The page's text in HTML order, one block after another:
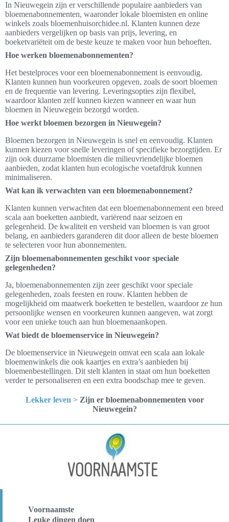
In Nieuwegein zijn er verschillende populaire aanbieders van
bloemenabonnementen, waaronder lokale bloemisten en online
winkels zoals bloemenhuisorchidee.nl. Klanten kunnen deze
aanbieders vergelijken op basis van prijs, levering, en
boeketvariëteit om de beste keuze te maken voor hun behoeften.
Hoe werken bloemenabonnementen?
Het bestelproces voor een bloemenabonnement is eenvoudig.
Klanten kunnen hun voorkeuren opgeven, zoals de soort bloemen
en de frequentie van levering. Leveringsopties zijn flexibel,
waardoor klanten zelf kunnen kiezen wanneer en waar hun
bloemen in Nieuwegein bezorgd worden.
Hoe werkt bloemen bezorgen in Nieuwegein?
Bloemen bezorgen in Nieuwegein is snel en eenvoudig. Klanten
kunnen kiezen voor snelle leveringen of specifieke bezorgtijden. Er
zijn ook duurzame bloemisten die milieuvriendelijke bloemen
aanbieden, zodat klanten hun ecologische voetafdruk kunnen
minimaliseren.
Wat kan ik verwachten van een bloemenabonnement?
Klanten kunnen verwachten dat een bloemenabonnement een breed
scala aan boeketten aanbiedt, variërend naar seizoen en
gelegenheid. De kwaliteit en versheid van bloemen is van groot
belang, en aanbieders garanderen dit door alleen de beste bloemen
te selecteren voor hun abonnementen.
Zijn bloemenabonnementen geschikt voor speciale
gelegenheden?
Ja, bloemenabonnementen zijn zeer geschikt voor speciale
gelegenheden, zoals feesten en rouw. Klanten hebben de
mogelijkheid om maatwerk boeketten te bestellen, waardoor ze hun
persoonlijke wensen en voorkeuren kunnen aangeven, wat zorgt
voor een unieke touch aan hun bloemenaankopen.
Wat biedt de bloemenservice in Nieuwegein?
De bloemenservice in Nieuwegein omvat een scala aan lokale
bloemenwinkels die ook kaartjes en extra’s aanbieden bij
bloemenbestellingen. Dit stelt klanten in staat om hun boeketten
verder te personaliseren en een extra boodschap mee te geven.
Lekker leven > Zijn er bloemenabonnementen voor
Nieuwegein?
Voornaamste
Leuke dingen doen